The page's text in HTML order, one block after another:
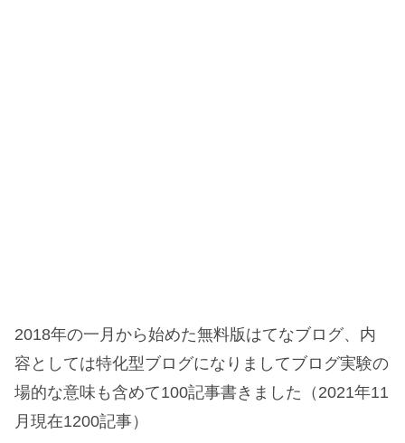
2018年の一月から始めた無料版はてなブログ、内
容としては特化型ブログになりましてブログ実験の
場的な意味も含めて100記事書きました（2021年11
月現在1200記事）